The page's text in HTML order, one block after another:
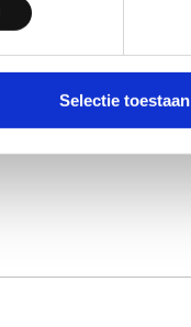
Selectie toestaan